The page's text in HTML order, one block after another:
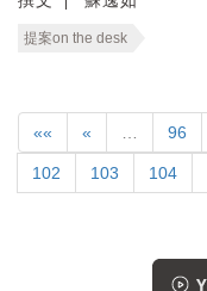
提案on the desk
«« « 96
102 103 104